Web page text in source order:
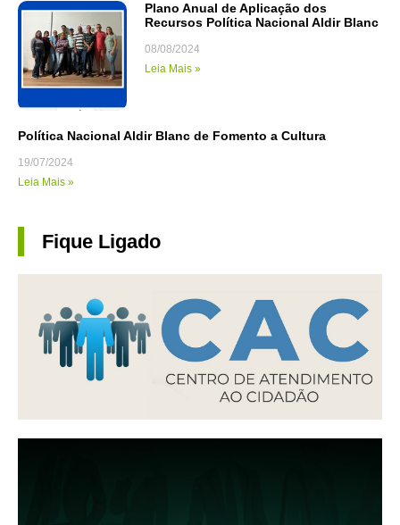
Plano Anual de Aplicação dos
Recursos Política Nacional Aldir Blanc
08/08/2024
Leia Mais »
Política Nacional Aldir Blanc de Fomento a Cultura
19/07/2024
Leia Mais »
Fique Ligado